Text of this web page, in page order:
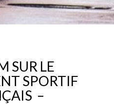
SUR LE
SPORTIF
–